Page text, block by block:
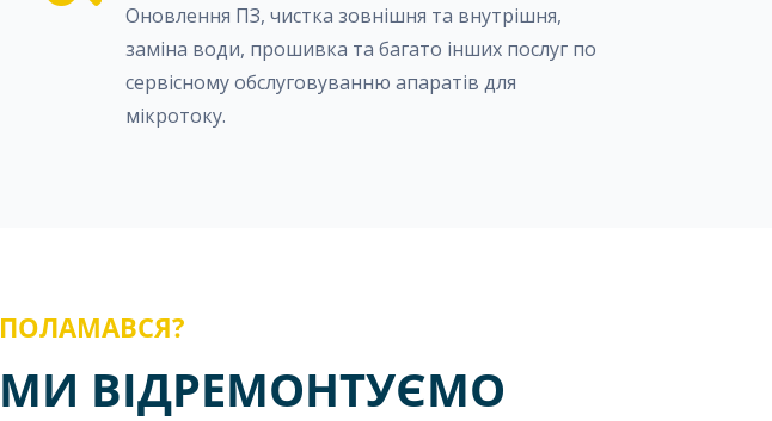
Оновлення ПЗ, чистка зовнішня та внутрішня,
заміна води, прошивка та багато інших послуг по
сервісному обслуговуванню апаратів для
мікротоку.
ПОЛАМАВСЯ?
МИ ВІДРЕМОНТУЄМО